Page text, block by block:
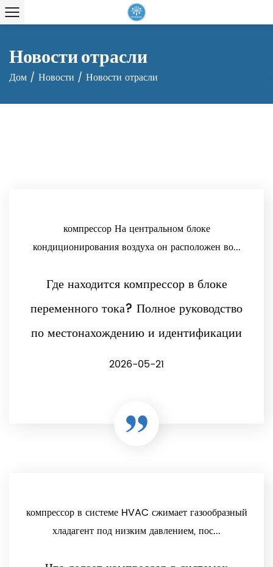
Новости отрасли
Дом / Новости / Новости отрасли
компрессор На центральном блоке
кондиционирования воздуха он расположен во...
Где находится компрессор в блоке
переменного тока? Полное руководство
по местонахождению и идентификации
2026-05-21
компрессор в системе HVAC сжимает газообразный
хладагент под низким давлением, пос...